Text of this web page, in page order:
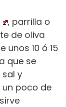
, parrilla o
de oliva
10 ó 15
que se
sal y
poco de